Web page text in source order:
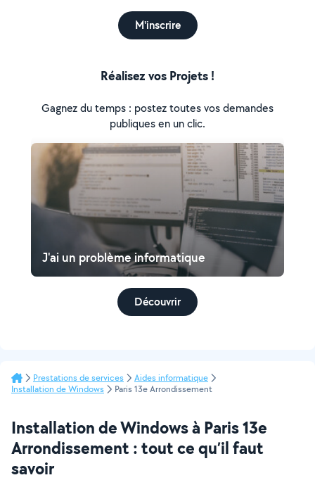
M'inscrire
Réalisez vos Projets !
Gagnez du temps : postez toutes vos demandes
publiques en un clic.
J'ai un problème informatique
Découvrir
Prestations de services
Aides informatique
Installation de Windows
Paris 13e Arrondissement
Installation de Windows à Paris 13e
Arrondissement : tout ce qu’il faut
savoir